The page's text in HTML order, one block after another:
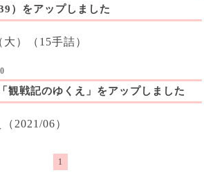
）をアップしました
）（15手詰）
観戦記のゆくえ」をアップしました
2021/06）
1